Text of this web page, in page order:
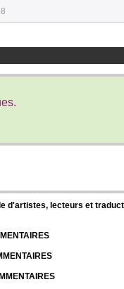
d'artistes, lecteurs et